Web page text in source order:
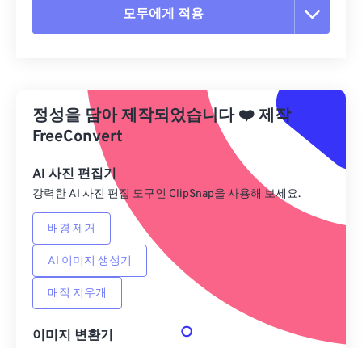
모두에게 적용
사전 설정에서 적용
사전 설정으로 저장
정성을 담아 제작되었습니다❤️제작
FreeConvert
AI 사진 편집기
강력한 AI 사진 편집 도구인 ClipSnap을 사용해 보세요.
배경 제거
AI 이미지 생성기
매직 지우개
이미지 변환기